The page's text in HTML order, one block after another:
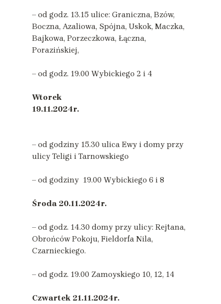
– od godz. 13.15 ulice: Graniczna, Bzów,
Boczna, Azaliowa, Spójna, Uskok, Maczka,
Bajkowa, Porzeczkowa, Łączna,
Porazińskiej,
– od godz. 19.00 Wybickiego 2 i 4
Wtorek
19.11.2024r.
– od godziny 15.30 ulica Ewy i domy przy
ulicy Teligi i Tarnowskiego
– od godziny 19.00 Wybickiego 6 i 8
Środa 20.11.2024r.
– od godz. 14.30 domy przy ulicy: Rejtana,
Obrońców Pokoju, Fieldorfa Nila,
Czarnieckiego.
– od godz. 19.00 Zamoyskiego 10, 12, 14
Czwartek 21.11.2024r.